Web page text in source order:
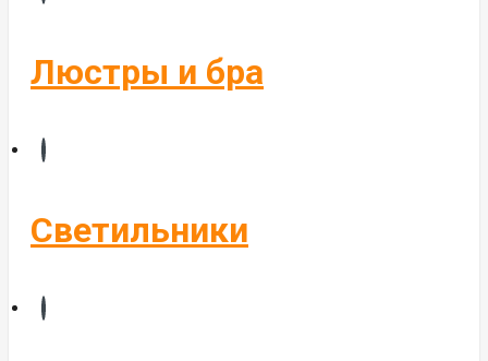
Управление светом
Люстры и бра
Светильники